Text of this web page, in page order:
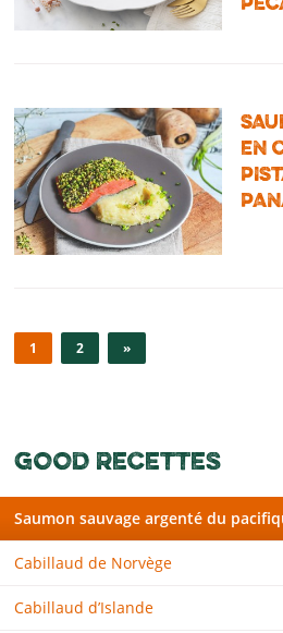
EN
1 2 »
GOOD RECETTES
Saumon sauvage argenté du
Cabillaud de Norvège
Cabillaud d’Islande